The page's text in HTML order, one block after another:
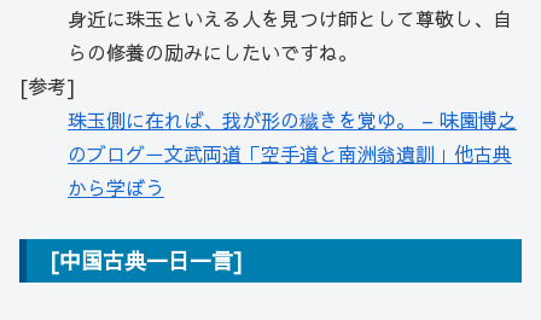
身近に珠玉といえる人を見つけ師として尊敬し、自
らの修養の励みにしたいですね。
[参考]
珠玉側に在れば、我が形の穢きを覚ゆ。 – 味園博之
のブログ－文武両道「空手道と南洲翁遺訓」他古典
から学ぼう
[中国古典一日一言]